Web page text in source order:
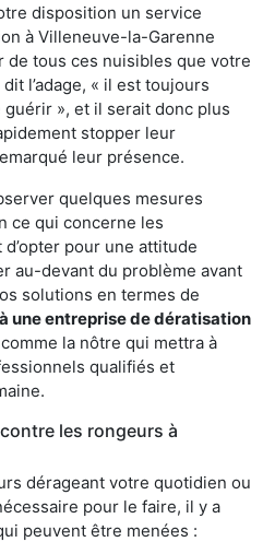
disposition un service
à Villeneuve-la-Garenne
de tous ces nuisibles que votre
l’adage, « il est toujours
», et il serait donc plus
stopper leur
leur présence.
quelques mesures
ce qui concerne les
pour une attitude
au-devant du problème avant
solutions en termes de
une entreprise de dératisation
comme la nôtre qui mettra à
qualifiés et
les rongeurs à
dérageant votre quotidien ou
pour le faire, il y a
peuvent être menées :